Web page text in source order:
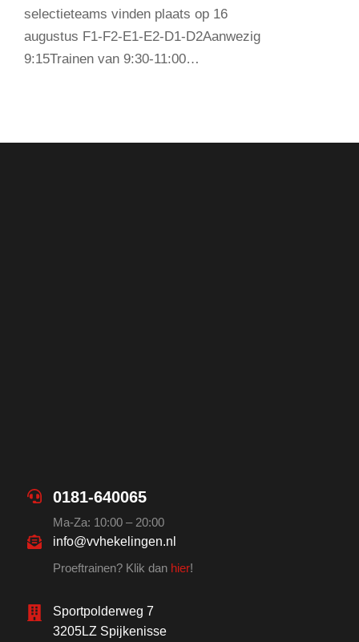
selectieteams vinden plaats op 16
augustus F1-F2-E1-E2-D1-D2Aanwezig
9:15Trainen van 9:30-11:00…
0181-640065
Ma-Za: 10:00 – 20:00
info@vvhekelingen.nl
Proeftrainen? Klik dan hier!
Sportpolderweg 7
3205LZ Spijkenisse